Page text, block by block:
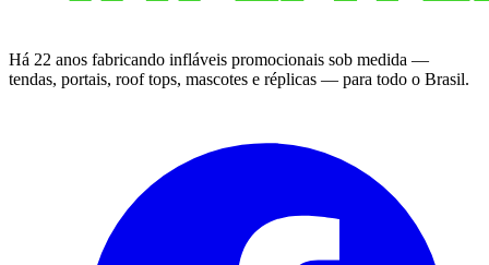
Há 22 anos fabricando infláveis promocionais sob medida —
tendas, portais, roof tops, mascotes e réplicas — para todo o Brasil.